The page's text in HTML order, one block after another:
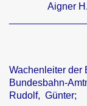
Aigner H.,
Wachenleiter der
Bundesbahn-
Rudolf, Günter;